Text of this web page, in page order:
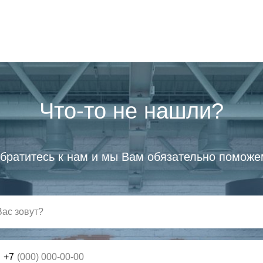
Что-то не нашли?
к нам и мы Вам обязательно
+7